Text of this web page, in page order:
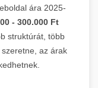
ára 2025-
- 300.000 Ft
struktúrát, több
az árak